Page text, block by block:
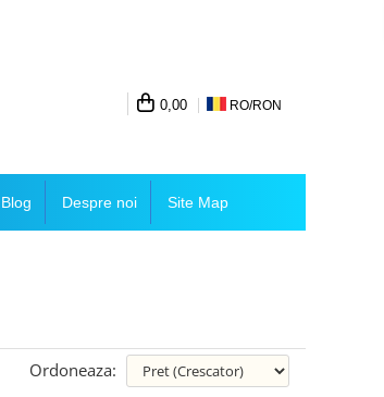
0,00 RO/RON
Blog Despre noi Site Map
Ordoneaza: